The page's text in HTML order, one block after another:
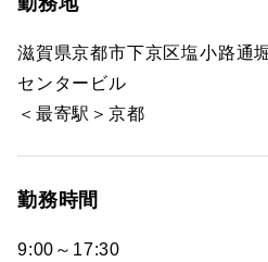
滋賀県京都市下京区塩小路
センタービル
＜最寄駅＞京都
勤務時間
9:00～17:30